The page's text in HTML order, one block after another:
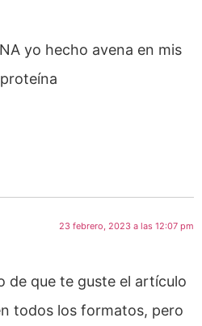
yo hecho avena en mis
23 febrero, 2023 a las 12:07 pm
de que te guste el artículo
todos los formatos, pero